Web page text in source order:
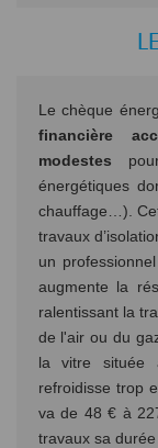
Le chèque
financière
modestes
énergétiques
chauffage…).
travaux
un
augmente la
ralentissant la
de l'air ou du
la vitre située
refroidisse trop
va de 48 € à
travaux sa